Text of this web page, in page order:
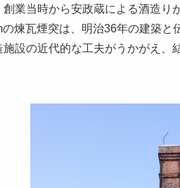
業当時から安政蔵による酒造り
煉瓦煙突は、明治36年の建築
設の近代的な工夫がうかがえ、